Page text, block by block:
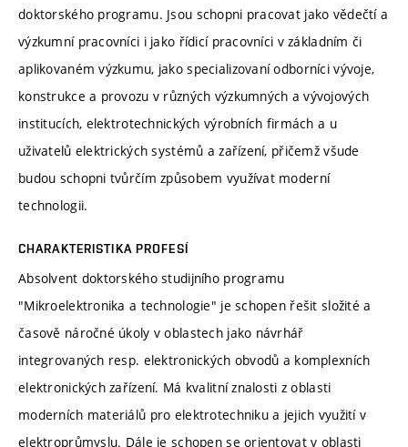
doktorského programu. Jsou schopni pracovat jako vědečtí a
výzkumní pracovníci i jako řídicí pracovníci v základním či
aplikovaném výzkumu, jako specializovaní odborníci vývoje,
konstrukce a provozu v různých výzkumných a vývojových
institucích, elektrotechnických výrobních firmách a u
uživatelů elektrických systémů a zařízení, přičemž všude
budou schopni tvůrčím způsobem využívat moderní
technologii.
CHARAKTERISTIKA PROFESÍ
Absolvent doktorského studijního programu
"Mikroelektronika a technologie" je schopen řešit složité a
časově náročné úkoly v oblastech jako návrhář
integrovaných resp. elektronických obvodů a komplexních
elektronických zařízení. Má kvalitní znalosti z oblasti
moderních materiálů pro elektrotechniku a jejich využití v
elektroprůmyslu. Dále je schopen se orientovat v oblasti